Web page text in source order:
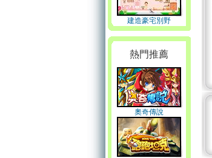
建造豪宅別野
熱門推薦
奧奇傳說